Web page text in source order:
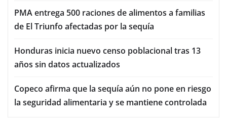
PMA entrega 500 raciones de alimentos a familias
de El Triunfo afectadas por la sequía
Honduras inicia nuevo censo poblacional tras 13
años sin datos actualizados
Copeco afirma que la sequía aún no pone en riesgo
la seguridad alimentaria y se mantiene controlada